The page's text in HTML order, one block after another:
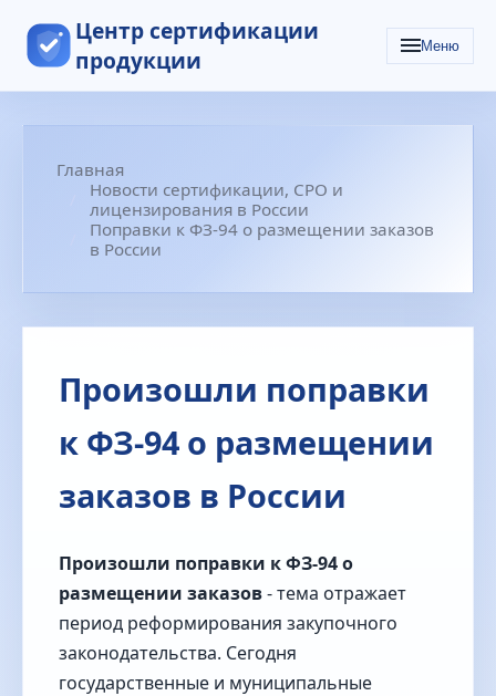
Центр сертификации
продукции
Меню
Главная
Новости сертификации, СРО и
лицензирования в России
Поправки к ФЗ-94 о размещении заказов
в России
Произошли поправки
к ФЗ‑94 о размещении
заказов в России
Произошли поправки к ФЗ‑94 о
размещении заказов- тема отражает
период реформирования закупочного
законодательства. Сегодня
государственные и муниципальные